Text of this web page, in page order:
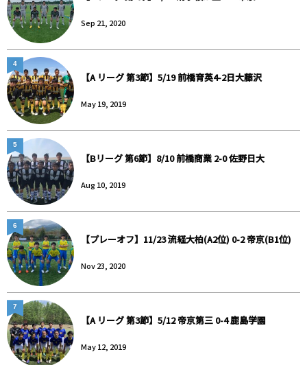
Sep 21, 2020
【A リーグ 第3節】5/19 前橋育英4-2日大藤沢
May 19, 2019
4
【Bリーグ 第6節】8/10 前橋商業 2-0 佐野日大
Aug 10, 2019
5
【プレーオフ】11/23 流経大柏(A2位) 0-2 帝京(B1位)
Nov 23, 2020
6
【A リーグ 第3節】5/12 帝京第三 0-4 鹿島学園
May 12, 2019
7